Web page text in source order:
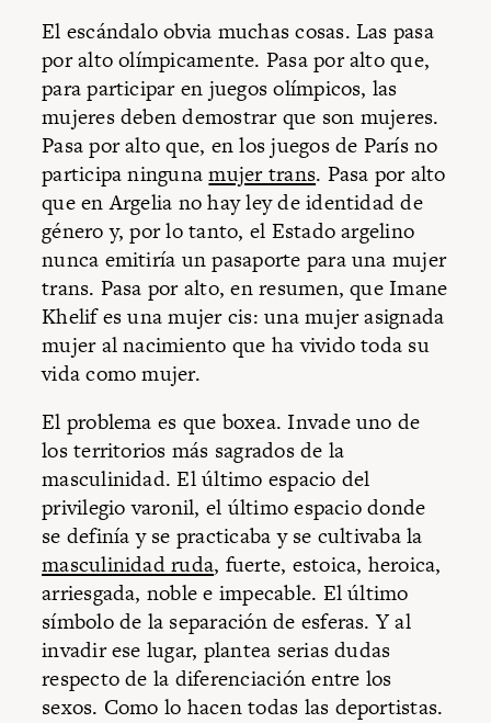
El escándalo obvia muchas cosas. Las pasa
por alto olímpicamente. Pasa por alto que,
para participar en juegos olímpicos, las
mujeres deben demostrar que son mujeres.
Pasa por alto que, en los juegos de París no
participa ningunamujer trans. Pasa por alto
que en Argelia no hay ley de identidad de
género y, por lo tanto, el Estado argelino
nunca emitiría un pasaporte para una mujer
trans. Pasa por alto, en resumen, que Imane
Khelif es una mujer cis: una mujer asignada
mujer al nacimiento que ha vivido toda su
vida como mujer.
El problema es que boxea. Invade uno de
los territorios más sagrados de la
masculinidad. El último espacio del
privilegio varonil, el último espacio donde
se definía y se practicaba y se cultivaba la
masculinidad ruda, fuerte, estoica, heroica,
arriesgada, noble e impecable. El último
símbolo de la separación de esferas. Y al
invadir ese lugar, plantea serias dudas
respecto de la diferenciación entre los
sexos. Como lo hacen todas las deportistas.